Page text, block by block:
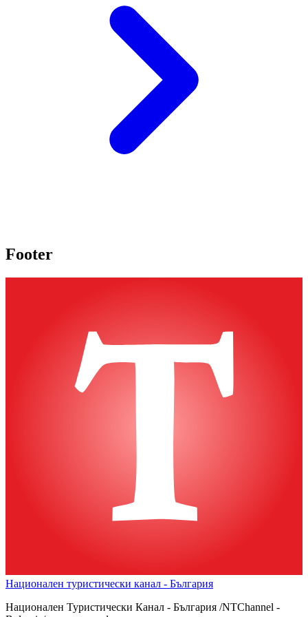
Footer
Национален туристически канал - България
Национален Туристически Канал - България /NTChannel -